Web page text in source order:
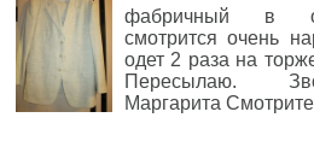
фабричный в
смотрится очень
одет 2 раза на
Пересылаю.
Маргарита